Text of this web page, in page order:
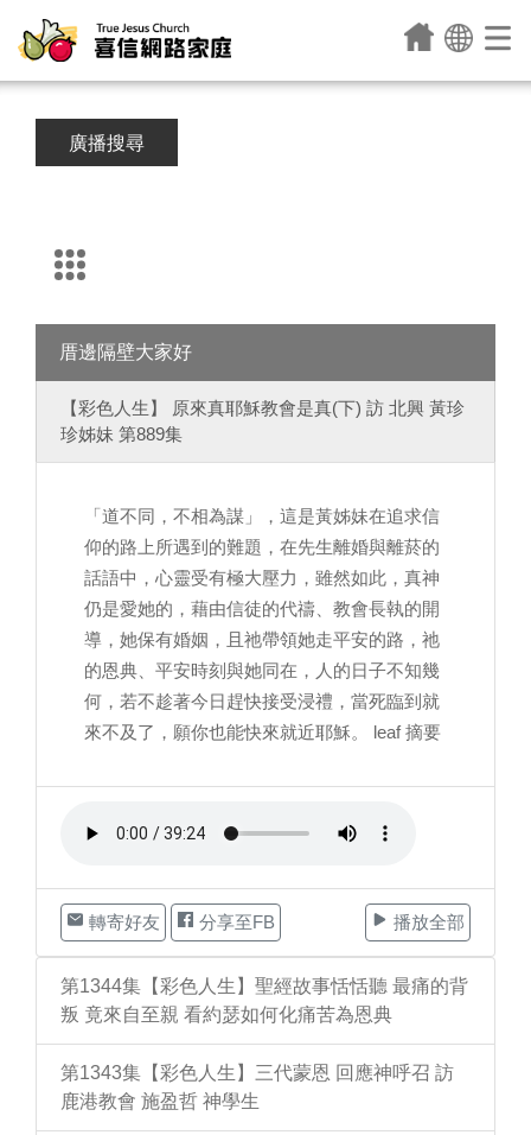
廣播搜尋
厝邊隔壁大家好
【彩色人生】 原來真耶穌教會是真(下) 訪 北興 黃珍
珍姊妹 第889集
「道不同，不相為謀」，這是黃姊妹在追求信
仰的路上所遇到的難題，在先生離婚與離菸的
話語中，心靈受有極大壓力，雖然如此，真神
仍是愛她的，藉由信徒的代禱、教會長執的開
導，她保有婚姻，且祂帶領她走平安的路，祂
的恩典、平安時刻與她同在，人的日子不知幾
何，若不趁著今日趕快接受浸禮，當死臨到就
來不及了，願你也能快來就近耶穌。 leaf 摘要
轉寄好友 分享至FB 播放全部
第1344集【彩色人生】聖經故事恬恬聽 最痛的背
叛 竟來自至親 看約瑟如何化痛苦為恩典
第1343集【彩色人生】三代蒙恩 回應神呼召 訪
鹿港教會 施盈哲 神學生